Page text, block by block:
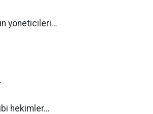
yöneticileri…
hekimler…